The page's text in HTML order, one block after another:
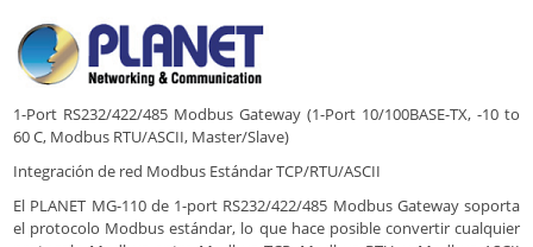
1-Port RS232/422/485 Modbus Gateway (1-Port 10/100BASE-TX, -10 to
60 C, Modbus RTU/ASCII, Master/Slave)
Integración de red Modbus Estándar TCP/RTU/ASCII
El PLANET MG-110 de 1-port RS232/422/485 Modbus Gateway soporta
el protocolo Modbus estándar, lo que hace posible convertir cualquier